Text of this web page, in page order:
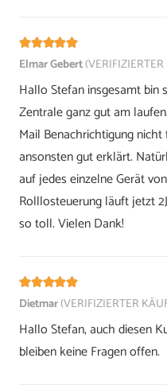
Bewertet mit5von 5
Elmar Gebert
Hallo Stefan insgesamt bin
Zentrale ganz gut am
Mail Benachrichtigung
ansonsten gut erklärt.
auf jedes einzelne Gerät
Rolllosteuerung läuft jetzt
so toll. Vielen Dank!
Bewertet mit5von 5
Dietmar(VERIFIZIERTER
Hallo Stefan, auch diesen
bleiben keine Fragen offen.